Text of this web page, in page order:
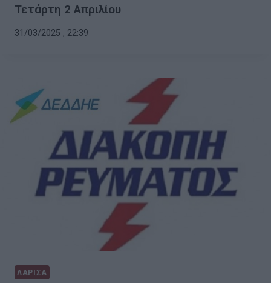
Τετάρτη 2 Απριλίου
31/03/2025 , 22:39
ΛΑΡΙΣΑ